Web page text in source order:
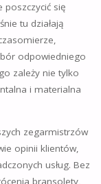
się
tu działają
odpowiedniego
zależy nie tylko
i materialna
zegarmistrzów
opinii klientów,
usług. Bez
bransolety,